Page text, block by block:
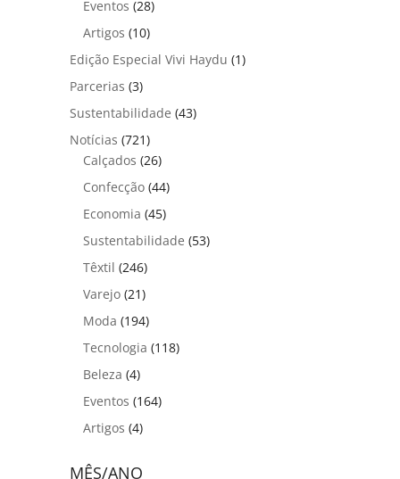
Eventos (28)
Artigos (10)
Edição Especial Vivi Haydu (1)
Parcerias (3)
Sustentabilidade (43)
Notícias (721)
Calçados (26)
Confecção (44)
Economia (45)
Sustentabilidade (53)
Têxtil (246)
Varejo (21)
Moda (194)
Tecnologia (118)
Beleza (4)
Eventos (164)
Artigos (4)
MÊS/ANO